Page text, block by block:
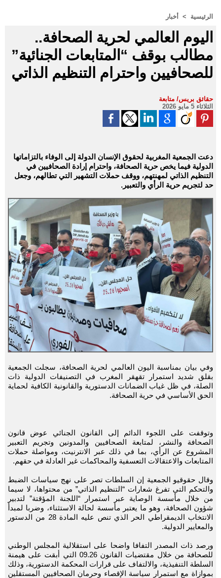
الرئيسية > أخبار
اليوم العالمي لحرية الصحافة..
مطالب بوقف “المتابعات الجنائية”
للصحافيين واحترام التنظيم الذاتي
حقائق بريس/ متابعة
الثلاثاء 5 مايو 2026
دعت الجمعية المغربية لحقوق الإنسان الدولة إلى الوفاء بالتزاماتها
الدولية فيما يخص حرية الصحافة، واحترام إرادة الصحافيين في
التنظيم الذاتي لمهنتهم، ووقف حملات التشهير التي تطالهم، وجعل
حد لتجريم حرية الرأي والتعبير.
وفي بيان بمناسبة اليون العالمي لحرية الصحافة، سجلت الجمعية
بقلق شديد استمرار تقهقر المغرب في التصنيفات الدولية ذات
الصلة، في ظل غياب الضمانات الدستورية والقانونية الكافية لحماية
الحق الأساسي في حرية الصحافة.
وتوقفت على اللجوء الدائم إلى القانون الجنائي عوض قانون
الصحافة والنشر، لمتابعة الصحافيين والمدونين وتجريم التعبير
المشروع عن الرأي، بما في ذلك عبر الانترنيت، ومواصلة حملات
المتابعات والاعتقالات التعسفية والمحاكمات غير العادلة في حقهم.
وقال حقوقيو الجمعية إن السلطات تصر على نهج سياسات الضبط
والتحكم التي تفرغ شعارات “التنظيم الذاتي” من محتواها، لا سيما
من خلال مأسسة الوصاية عبر استمرار “اللجنة المؤقتة” لتدبير
شؤون الصحافة، وهو ما يعتبر مأسسة لحالة الاستثناء، وضربا لمبدأ
الانتخاب الديمقراطي الحر الذي تنص عليه المادة 28 من الدستور
والمعايير الدولية.
ورصد ذات المصدر التفافا واضحا على استقلالية المجلس الوطني
للصحافة من خلال مقتضيات القانون 09.26 التي أبقت على هيمنة
السلطة التنفيذية، والالتفاف على قرارات المحكمة الدستورية، وذلك
بموازاة مع استمرار سياسة الإقصاء وحرمان الصحافيين المستقلين